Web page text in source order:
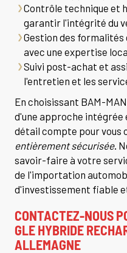
Contrôle technique et
garantir l'intégrité du
Gestion des
avec une expertise
Suivi post-achat et
l'entretien et les
En choisissant BAM-
d'une approche intégrée
détail compte pour vous
entièrement sécurisée.
savoir-faire à votre
de l'importation
d'investissement fiable
CONTACTEZ-NOUS
GLE HYBRIDE
ALLEMAGNE